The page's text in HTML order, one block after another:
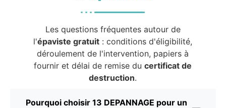
Les questions fréquentes autour de
l'épaviste gratuit : conditions d'éligibilité,
déroulement de l'intervention, papiers à
fournir et délai de remise ducertificat de
destruction.
Pourquoi choisir 13 DEPANNAGE pour un